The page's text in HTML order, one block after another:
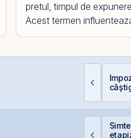
pretul, timpul de
Acest termen